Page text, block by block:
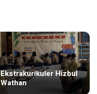
Ekstrakurikuler Hizbul
Wathan